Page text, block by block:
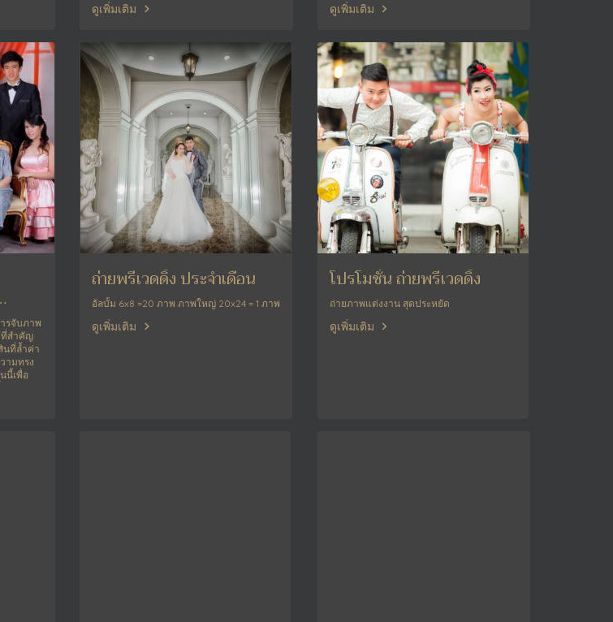
ความเชี่ยวชาญในการถ่ายรูปเด็กแรกเกิดจึง
ดูเพิ่มเติม
ในโอกาสพิเศษ บทความนี้จะพาคุณดูตั้งแต่
ครับ
ดูเพิ่มเติม
รจับภาพ
ที่สำคัญ
นที่ล้ำค่า
ามทรง
นี้เพื่อ
ถ่ายพรีเวดดิ้ง ประจำเดือน
อัลบั้ม 6x8 =20 ภาพ ภาพใหญ่ 20x24 = 1 ภาพ
ดูเพิ่มเติม
โปรโมชั่น ถ่ายพรีเวดดิ้ง
ถ่ายภาพแต่งงาน สุดประหยัด
ดูเพิ่มเติม